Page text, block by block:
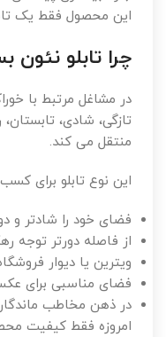
این محصول فقط یک
چرا تابلو
در مشاغل مرتبط با
تازگی، شادی،
منتقل می کند.
این نوع تابلو برای
فضای خود را شادتر و
از فاصله دورتر توجه
ویترین یا دیوار
فضای مناسبی برای
در ذهن مخاطب
امروزه فقط کیفیت